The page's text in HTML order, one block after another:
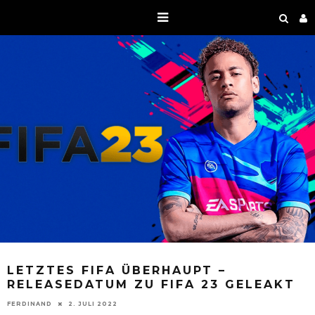
LETZTES FIFA ÜBERHAUPT –
RELEASEDATUM ZU FIFA 23 GELEAKT
FERDINAND 2. JULI 2022